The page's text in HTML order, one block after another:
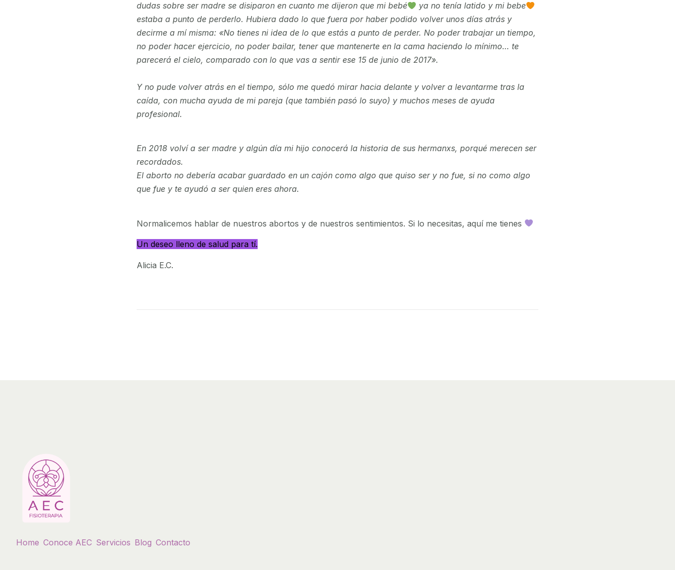
dudas sobre ser madre se disiparon en cuanto me dijeron que mi bebé
ya no tenía latido y mi bebe
estaba a punto de perderlo. Hubiera dado lo que fuera por haber podido volver unos días atrás y
decirme a mí misma: «No tienes ni idea de lo que estás a punto de perder. No poder trabajar un tiempo,
no poder hacer ejercicio, no poder bailar, tener que mantenerte en la cama haciendo lo mínimo… te
parecerá el cielo, comparado con lo que vas a sentir ese 15 de junio de 2017».
Y no pude volver atrás en el tiempo, sólo me quedó mirar hacia delante y volver a levantarme tras la
caída, con mucha ayuda de mi pareja (que también pasó lo suyo) y muchos meses de ayuda
profesional.
En 2018 volví a ser madre y algún día mi hijo conocerá la historia de sus hermanxs, porqué merecen ser
recordados.
El aborto no debería acabar guardado en un cajón como algo que quiso ser y no fue, si no como algo
que fue y te ayudó a ser quien eres ahora.
Normalicemos hablar de nuestros abortos y de nuestros sentimientos. Si lo necesitas, aquí me tienes
Un deseo lleno de salud para tí.
Alicia E.C.
Home Conoce AEC Servicios Blog Contacto